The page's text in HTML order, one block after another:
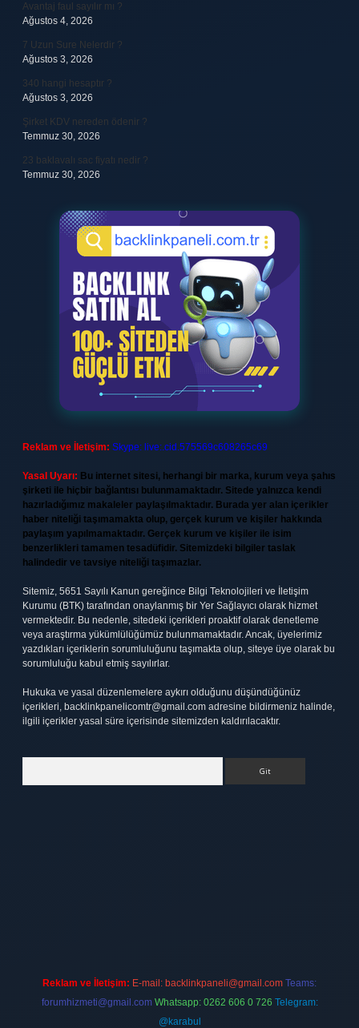
Avantaj faul sayılır mı ?
Ağustos 4, 2026
7 Uzun Sure Nelerdir ?
Ağustos 3, 2026
340 hangi hesaptır ?
Ağustos 3, 2026
Şirket KDV nereden ödenir ?
Temmuz 30, 2026
23 baklavalı sac fiyatı nedir ?
Temmuz 30, 2026
Reklam ve İletişim: Skype: live:.cid.575569c608265c69
Yasal Uyarı: Bu internet sitesi, herhangi bir marka, kurum veya şahıs
şirketi ile hiçbir bağlantısı bulunmamaktadır. Sitede yalnızca kendi
hazırladığımız makaleler paylaşılmaktadır. Burada yer alan içerikler
haber niteliği taşımamakta olup, gerçek kurum ve kişiler hakkında
paylaşım yapılmamaktadır. Gerçek kurum ve kişiler ile isim
benzerlikleri tamamen tesadüfidir. Sitemizdeki bilgiler taslak
halindedir ve tavsiye niteliği taşımazlar.
Sitemiz, 5651 Sayılı Kanun gereğince Bilgi Teknolojileri ve İletişim
Kurumu (BTK) tarafından onaylanmış bir Yer Sağlayıcı olarak hizmet
vermektedir. Bu nedenle, sitedeki içerikleri proaktif olarak denetleme
veya araştırma yükümlülüğümüz bulunmamaktadır. Ancak, üyelerimiz
yazdıkları içeriklerin sorumluluğunu taşımakta olup, siteye üye olarak bu
sorumluluğu kabul etmiş sayılırlar.
Hukuka ve yasal düzenlemelere aykırı olduğunu düşündüğünüz
içerikleri, backlinkpanelicomtr@gmail.com adresine bildirmeniz halinde,
ilgili içerikler yasal süre içerisinde sitemizden kaldırılacaktır.
Reklam ve İletişim: E-mail: backlinkpaneli@gmail.com Teams:
forumhizmeti@gmail.com Whatsapp: 0262 606 0 726 Telegram:
@karabul